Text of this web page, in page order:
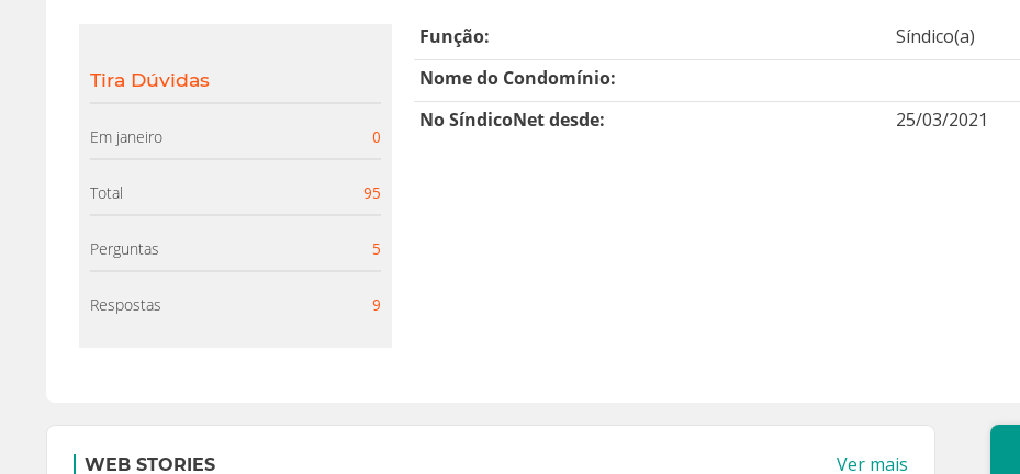
Tira Dúvidas
Em janeiro 0
Total 95
Perguntas 5
Respostas 9
Função:
Síndico(a)
Nome do Condomínio:
No SíndicoNet desde:
25/03/2021
WEB STORIES Ver mais